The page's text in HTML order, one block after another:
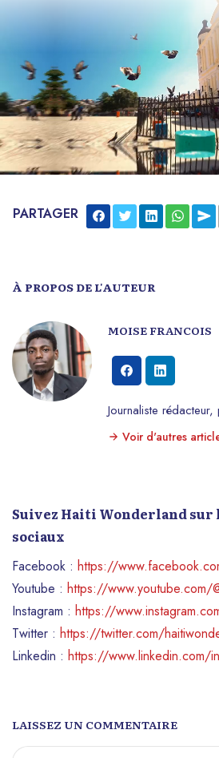
PARTAGER
À PROPOS DE L'AUTEUR
MOISE FRANCOIS
Journaliste
Voir d'autres
Suivez Haiti Wonderland sur
sociaux
Facebook : https://
Youtube : https://www.youtube.com/
Instagram : https://
Twitter : https://twitter.com/
Linkedin : https://www.linkedin.com/
LAISSEZ UN COMMENTAIRE